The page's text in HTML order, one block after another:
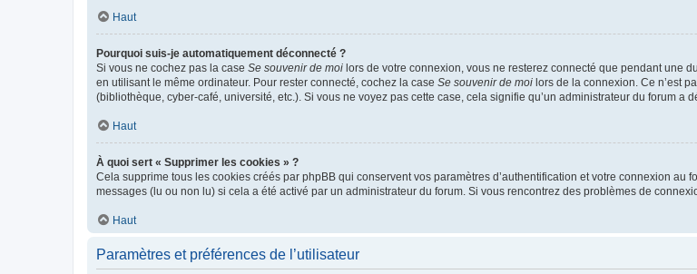
Haut
Pourquoi suis-je automatiquement déconnecté ?
Si vous ne cochez pas la case Se souvenir de moi lors de votre connexion, vous ne resterez connecté que pendant une
en utilisant le même ordinateur. Pour rester connecté, cochez la case Se souvenir de moi lors de la connexion. Ce n’est
(bibliothèque, cyber-café, université, etc.). Si vous ne voyez pas cette case, cela signifie qu’un administrateur du forum a
Haut
À quoi sert « Supprimer les cookies » ?
Cela supprime tous les cookies créés par phpBB qui conservent vos paramètres d’authentification et votre connexion
messages (lu ou non lu) si cela a été activé par un administrateur du forum. Si vous rencontrez des problèmes de
Haut
Paramètres et préférences de l’utilisateur